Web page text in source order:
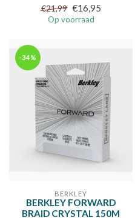
€21,99 €16,95
Op voorraad
-34%
BERKLEY
BERKLEY FORWARD
BRAID CRYSTAL 150M